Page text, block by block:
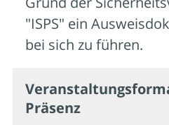
"ISPS" ein
bei sich zu führen.
Präsenz